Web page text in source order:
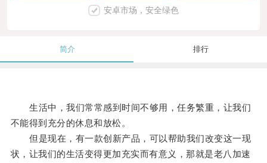
安卓市场，安全绿色
简介 排行
生活中，我们常常感到时间不够用，任务繁重，让我们
不能得到充分的休息和放松。
但是现在，有一款创新产品，可以帮助我们改变这一现
状，让我们的生活变得更加充实而有意义，那就是老八加速